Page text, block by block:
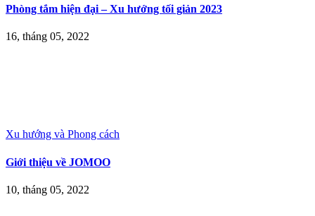
Phòng tắm hiện đại – Xu hướng tối giản 2023
16, tháng 05, 2022
Xu hướng và Phong cách
Giới thiệu về JOMOO
10, tháng 05, 2022